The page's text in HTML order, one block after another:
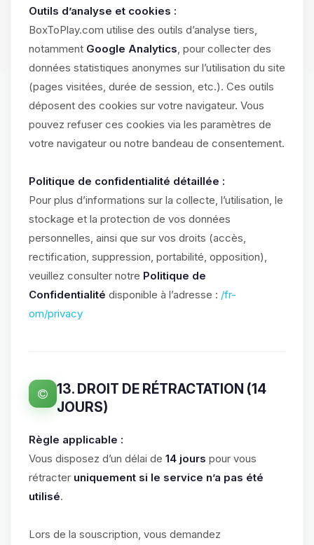
Outils d’analyse et cookies :
BoxToPlay.com utilise des outils d’analyse tiers,
notamment Google Analytics, pour collecter des
données statistiques anonymes sur l’utilisation du site
(pages visitées, durée de session, etc.). Ces outils
déposent des cookies sur votre navigateur. Vous
pouvez refuser ces cookies via les paramètres de
votre navigateur ou notre bandeau de consentement.
Politique de confidentialité détaillée :
Pour plus d’informations sur la collecte, l’utilisation, le
stockage et la protection de vos données
personnelles, ainsi que sur vos droits (accès,
rectification, suppression, portabilité, opposition),
veuillez consulter notre Politique de
Confidentialité disponible à l’adresse : /fr-
om/privacy
13. DROIT DE RÉTRACTATION (14
JOURS)
Règle applicable :
Vous disposez d’un délai de 14 jours pour vous
rétracter uniquement si le service n’a pas été
utilisé.
Lors de la souscription, vous demandez